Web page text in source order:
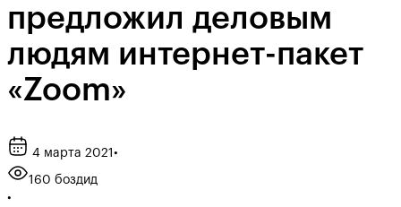
предложил деловым
людям интернет-пакет
«Zoom»
4 марта 2021 •
160 боздид
•